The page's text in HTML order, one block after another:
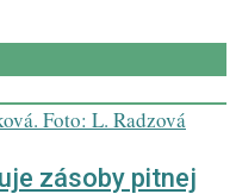
zásoby pitnej